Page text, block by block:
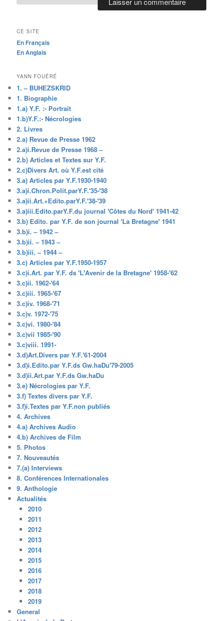
CE SITE
En Français
En Anglais
YANN FOUÉRÉ
1. – BUHEZSKRID
1. Biographie
1.a) Y.F. :- Portrait
1.b)Y.F.:- Nécrologies
2. Livres
2.a) Revue de Presse 1962
2.a)i.Revue de Presse 1968 –
2.b) Articles et Textes sur Y.F.
2.c)Divers Art. où Y.F.est cité
3.a) Articles par Y.F.1930-1940
3.a)i.Chron.Polit.parY.F.'35-'38
3.a)ii.Art.+Edito.parY.F.'38-'39
3.a)iii.Edito.parY.F.du journal 'Côtes du Nord' 1941-42
3.b) Edito. par Y.F. de son journal 'La Bretagne' 1941
3.b)i. – 1942 –
3.b)ii. – 1943 –
3.b)iii. – 1944 –
3.c) Articles par Y.F.1950-1957
3.c)i.Art. par Y.F. ds 'L'Avenir de la Bretagne' 1958-'62
3.c)ii. 1962-'64
3.c)iii. 1965-'67
3.c)iv. 1968-'71
3.c)v. 1972-'75
3.c)vi. 1980-'84
3.c)vii 1985-'90
3.c)viii. 1991-
3.d)Art.Divers par Y.F.'61-2004
3.d)i.Edito.par Y.F.ds Gw.haDu'79-2005
3.d)ii.Art.par Y.F.ds Gw.haDu
3.e) Nécrologies par Y.F.
3.f) Textes divers par Y.F.
3.f)i.Textes par Y.F.non publiés
4. Archives
4.a) Archives Audio
4.b) Archives de Film
5. Photos
7. Nouveautés
7.(a) Interviews
8. Conférences Internationales
9. Anthologie
Actualités
2010
2011
2012
2013
2014
2015
2016
2017
2018
2019
General